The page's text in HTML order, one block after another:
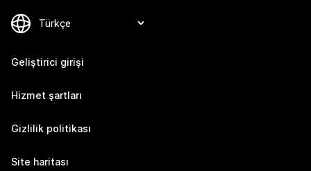
Geliştirici girişi
Hizmet şartları
Gizlilik politikası
Site haritası